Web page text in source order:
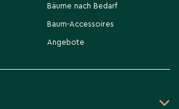
Bäume nach Bedarf
Baum-Accessoires
Angebote